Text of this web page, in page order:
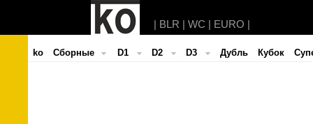
| BLR | WC | EURO |
ko Cборные D1 D2 D3 Дубль Кубок